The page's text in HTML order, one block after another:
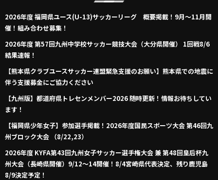
2026年度 福岡県ユース(U-13)サッカーリーグ 概要掲載！9月～11月開
催！組み合わせ募集！
2026年度 第57回九州中学校サッカー競技大会（大分県開催） 1回戦8/6
結果速報！
【熊本県クラブユースサッカー連盟緊急支援のお願い】熊本県での地震に
伴う支援募金にご協力ください
【九州版】都道府県トレセンメンバー2026 随時更新！情報お待ちしてい
ます！
【福岡県少年女子】参加選手掲載！2026年度国民スポーツ大会 第46回九
州ブロック大会 （8/22,23）
2026年度 KYFA第43回九州女子サッカー選手権大会 兼 第48回皇后杯九
州大会（長崎県開催）9/12～14開催！8/4宮崎県代表決定、残り鹿児島
8/9決定予定！